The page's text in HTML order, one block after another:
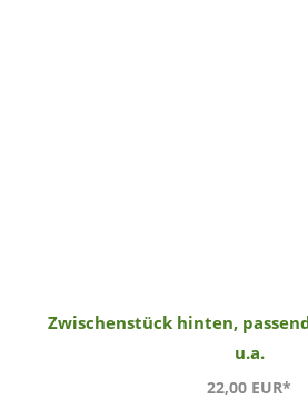
Zwischenstück hinten,
u.a.
22,00 EUR*